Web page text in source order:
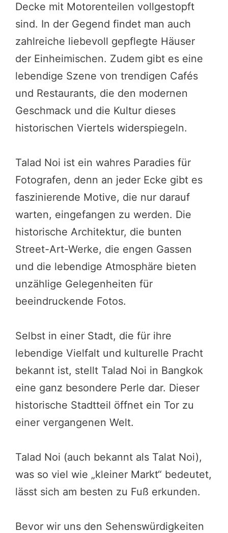
Decke mit Motorenteilen vollgestopft
sind. In der Gegend findet man auch
zahlreiche liebevoll gepflegte Häuser
der Einheimischen. Zudem gibt es eine
lebendige Szene von trendigen Cafés
und Restaurants, die den modernen
Geschmack und die Kultur dieses
historischen Viertels widerspiegeln.
Talad Noi ist ein wahres Paradies für
Fotografen, denn an jeder Ecke gibt es
faszinierende Motive, die nur darauf
warten, eingefangen zu werden. Die
historische Architektur, die bunten
Street-Art-Werke, die engen Gassen
und die lebendige Atmosphäre bieten
unzählige Gelegenheiten für
beeindruckende Fotos.
Selbst in einer Stadt, die für ihre
lebendige Vielfalt und kulturelle Pracht
bekannt ist, stellt Talad Noi in Bangkok
eine ganz besondere Perle dar. Dieser
historische Stadtteil öffnet ein Tor zu
einer vergangenen Welt.
Talad Noi (auch bekannt als Talat Noi),
was so viel wie „kleiner Markt“ bedeutet,
lässt sich am besten zu Fuß erkunden.
Bevor wir uns den Sehenswürdigkeiten